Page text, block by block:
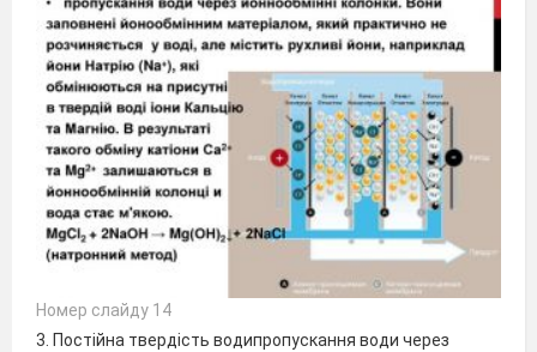
Номер слайду 14
3. Постійна твердість водипропускання води через